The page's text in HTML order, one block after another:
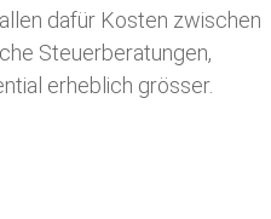
dafür Kosten zwischen
Steuerberatungen,
erheblich grösser.